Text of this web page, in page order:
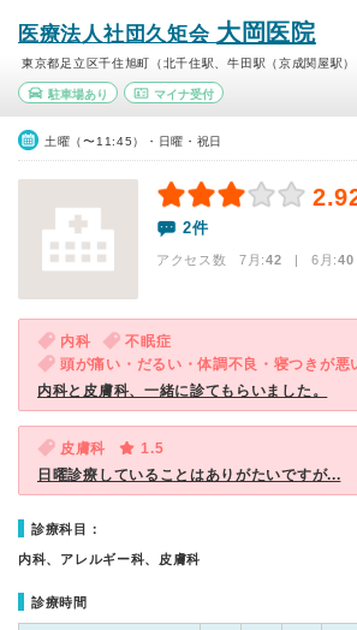
医療法人社団久矩会 大岡医院
東京都足立区千住旭町（北千住駅、牛田駅（京成関屋駅）
駐車場あり マイナ受付
土曜（〜11:45）・日曜・祝日
2件
アクセス数 7月:42 | 6月:40
内科
不眠症
頭が痛い・だるい・体調不良・寝つきが悪
内科と皮膚科、一緒に診てもらいました。
皮膚科
1.5
日曜診療していることはありがたいですが...
診療科目：
内科、アレルギー科、皮膚科
診療時間